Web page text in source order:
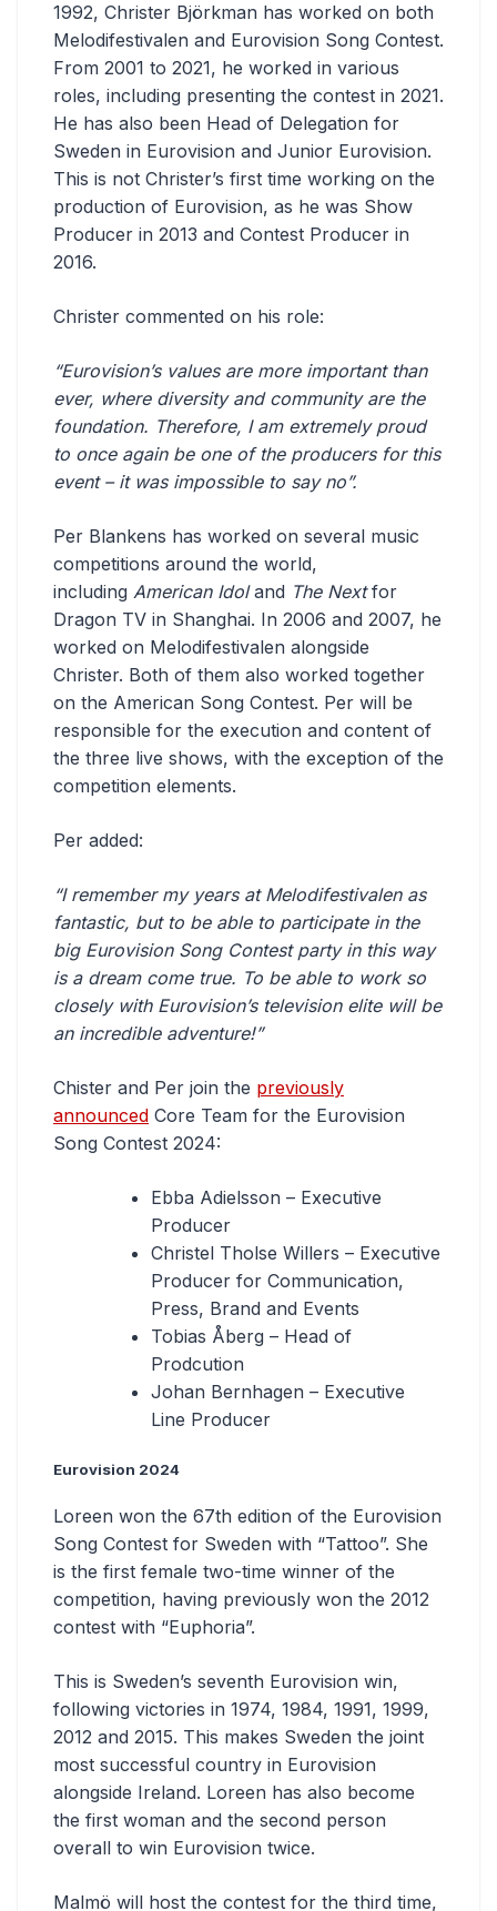
1992, Christer Björkman has worked on both
Melodifestivalen and Eurovision Song Contest.
From 2001 to 2021, he worked in various
roles, including presenting the contest in 2021.
He has also been Head of Delegation for
Sweden in Eurovision and Junior Eurovision.
This is not Christer’s first time working on the
production of Eurovision, as he was Show
Producer in 2013 and Contest Producer in
2016.
Christer commented on his role:
“Eurovision’s values are more important than
ever, where diversity and community are the
foundation. Therefore, I am extremely proud
to once again be one of the producers for this
event – it was impossible to say no”.
Per Blankens has worked on several music
competitions around the world,
including American Idoland The Nextfor
Dragon TV in Shanghai. In 2006 and 2007, he
worked on Melodifestivalen alongside
Christer. Both of them also worked together
on the American Song Contest. Per will be
responsible for the execution and content of
the three live shows, with the exception of the
competition elements.
Per added:
“I remember my years at Melodifestivalen as
fantastic, but to be able to participate in the
big Eurovision Song Contest party in this way
is a dream come true. To be able to work so
closely with Eurovision’s television elite will be
an incredible adventure!”
Chister and Per join the previously
announced Core Team for the Eurovision
Song Contest 2024:
Ebba Adielsson – Executive
Producer
Christel Tholse Willers – Executive
Producer for Communication,
Press, Brand and Events
Tobias Åberg – Head of
Prodcution
Johan Bernhagen – Executive
Line Producer
Eurovision 2024
Loreen won the 67th edition of the Eurovision
Song Contest for Sweden with “Tattoo”. She
is the first female two-time winner of the
competition, having previously won the 2012
contest with “Euphoria”.
This is Sweden’s seventh Eurovision win,
following victories in 1974, 1984, 1991, 1999,
2012 and 2015. This makes Sweden the joint
most successful country in Eurovision
alongside Ireland. Loreen has also become
the first woman and the second person
overall to win Eurovision twice.
Malmö will host the contest for the third time,